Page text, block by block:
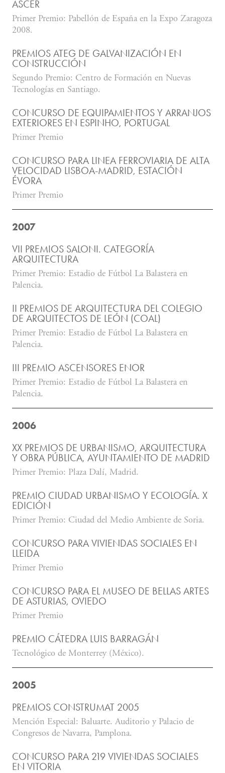
ASCER
Primer Premio: Pabellón de España en la Expo Zaragoza
2008.
PREMIOS ATEG DE GALVANIZACIÓN EN
CONSTRUCCIÓN
Segundo Premio: Centro de Formación en Nuevas
Tecnologías en Santiago.
CONCURSO DE EQUIPAMIENTOS Y ARRANJOS
EXTERIORES EN ESPINHO, PORTUGAL
Primer Premio
CONCURSO PARA LINEA FERROVIARIA DE ALTA
VELOCIDAD LISBOA-MADRID, ESTACIÓN
ÉVORA
Primer Premio
2007
VII PREMIOS SALONI. CATEGORÍA
ARQUITECTURA
Primer Premio: Estadio de Fútbol La Balastera en
Palencia.
II PREMIOS DE ARQUITECTURA DEL COLEGIO
DE ARQUITECTOS DE LEÓN (COAL)
Primer Premio: Estadio de Fútbol La Balastera en
Palencia.
III PREMIO ASCENSORES ENOR
Primer Premio: Estadio de Fútbol La Balastera en
Palencia.
2006
XX PREMIOS DE URBANISMO, ARQUITECTURA
Y OBRA PÚBLICA, AYUNTAMIENTO DE MADRID
Primer Premio: Plaza Dalí, Madrid.
PREMIO CIUDAD URBANISMO Y ECOLOGÍA. X
EDICIÓN
Primer Premio: Ciudad del Medio Ambiente de Soria.
CONCURSO PARA VIVIENDAS SOCIALES EN
LLEIDA
Primer Premio
CONCURSO PARA EL MUSEO DE BELLAS ARTES
DE ASTURIAS, OVIEDO
Primer Premio
PREMIO CÁTEDRA LUIS BARRAGÁN
Tecnológico de Monterrey (México).
2005
PREMIOS CONSTRUMAT 2005
Mención Especial: Baluarte. Auditorio y Palacio de
Congresos de Navarra, Pamplona.
CONCURSO PARA 219 VIVIENDAS SOCIALES
EN VITORIA